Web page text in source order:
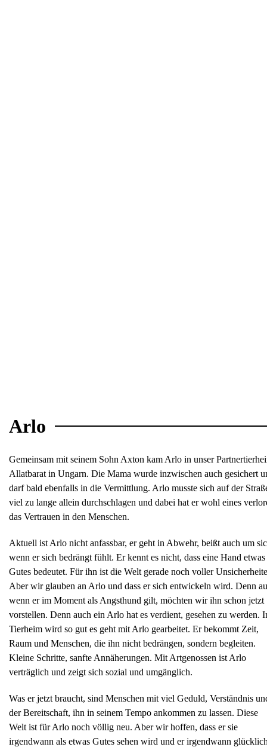
Arlo
Gemeinsam mit seinem Sohn Axton kam Arlo in unser
Allatbarat in Ungarn. Die Mama wurde inzwischen auch gesichert
darf bald ebenfalls in die Vermittlung. Arlo musste sich auf der
viel zu lange allein durchschlagen und dabei hat er wohl eines
das Vertrauen in den Menschen.
Aktuell ist Arlo nicht anfassbar, er geht in Abwehr, beißt auch um
wenn er sich bedrängt fühlt. Er kennt es nicht, dass eine Hand etwas
Gutes bedeutet. Für ihn ist die Welt gerade noch voller
Aber wir glauben an Arlo und dass er sich entwickeln wird. Denn
wenn er im Moment als Angsthund gilt, möchten wir ihn schon jetzt
vorstellen. Denn auch ein Arlo hat es verdient, gesehen zu werden.
Tierheim wird so gut es geht mit Arlo gearbeitet. Er bekommt Zeit,
Raum und Menschen, die ihn nicht bedrängen, sondern begleiten.
Kleine Schritte, sanfte Annäherungen. Mit Artgenossen ist Arlo
verträglich und zeigt sich sozial und umgänglich.
Was er jetzt braucht, sind Menschen mit viel Geduld, Verständnis
der Bereitschaft, ihn in seinem Tempo ankommen zu lassen. Diese
Welt ist für Arlo noch völlig neu. Aber wir hoffen, dass er sie
irgendwann als etwas Gutes sehen wird und er irgendwann